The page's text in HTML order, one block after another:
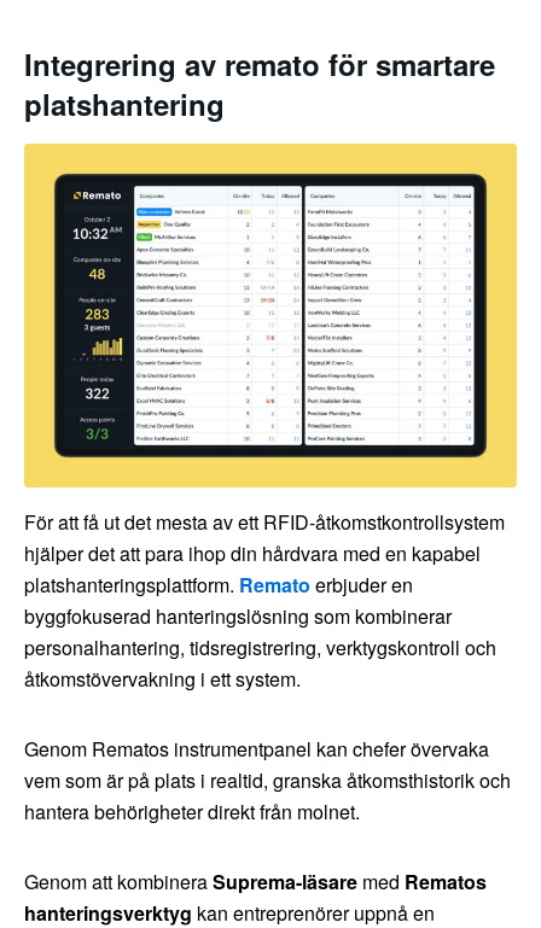
Integrering av remato för smartare
platshantering
För att få ut det mesta av ett RFID-åtkomstkontrollsystem
hjälper det att para ihop din hårdvara med en kapabel
platshanteringsplattform. Remato erbjuder en
byggfokuserad hanteringslösning som kombinerar
personalhantering, tidsregistrering, verktygskontroll och
åtkomstövervakning i ett system.
Genom Rematos instrumentpanel kan chefer övervaka
vem som är på plats i realtid, granska åtkomsthistorik och
hantera behörigheter direkt från molnet.
Genom att kombineraSuprema-läsare med Rematos
hanteringsverktyg kan entreprenörer uppnå en